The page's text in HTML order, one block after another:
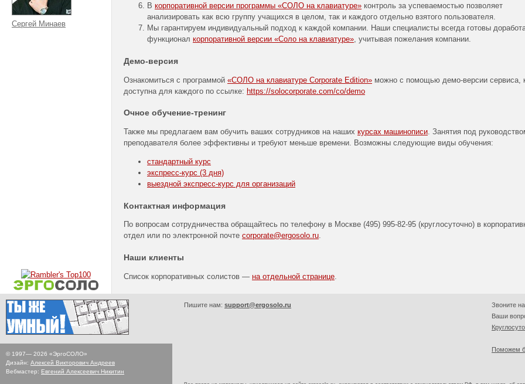
Сергей Минаев
В корпоративной версии программы «СОЛО на клавиатуре» контроль за успеваемостью позволяет
анализировать как всю группу учащихся в целом, так и каждого отдельно взятого пользователя.
Мы гарантируем индивидуальный подход к каждой компании. Наши специалисты всегда готовы
функционал корпоративной версии «Соло на клавиатуре», учитывая пожелания компании.
Демо-версия
Ознакомиться с программой «СОЛО на клавиатуре Corporate Edition» можно с помощью демо-версии сервиса,
доступна для каждого по ссылке: https://solocorporate.com/co/demo
Очное обучение-тренинг
Также мы предлагаем вам обучить ваших сотрудников на наших курсах машинописи. Занятия под
преподавателя более эффективны и требуют меньше времени. Возможны следующие виды обучения:
стандартный курс
экспресс-курс (3 дня)
выездной экспресс-курс для организаций
Контактная информация
По вопросам сотрудничества обращайтесь по телефону в Москве (495) 995-82-95 (круглосуточно) в
отдел или по электронной почте corporate@ergosolo.ru.
Наши клиенты
Список корпоративных солистов — на отдельной странице.
© 1997— 2026 «ЭргоСОЛО»
Дизайн: Алексей Викторович Андреев
Вебмастер: Евгений Алексеевич Никитин
Пишите нам: support@ergosolo.ru Звоните
Ваши
Поможем